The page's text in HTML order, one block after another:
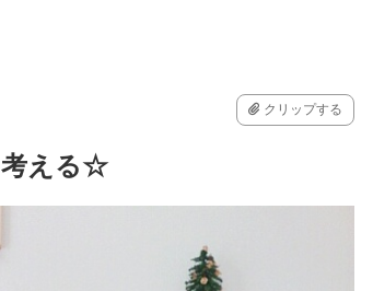
クリップする
考える☆